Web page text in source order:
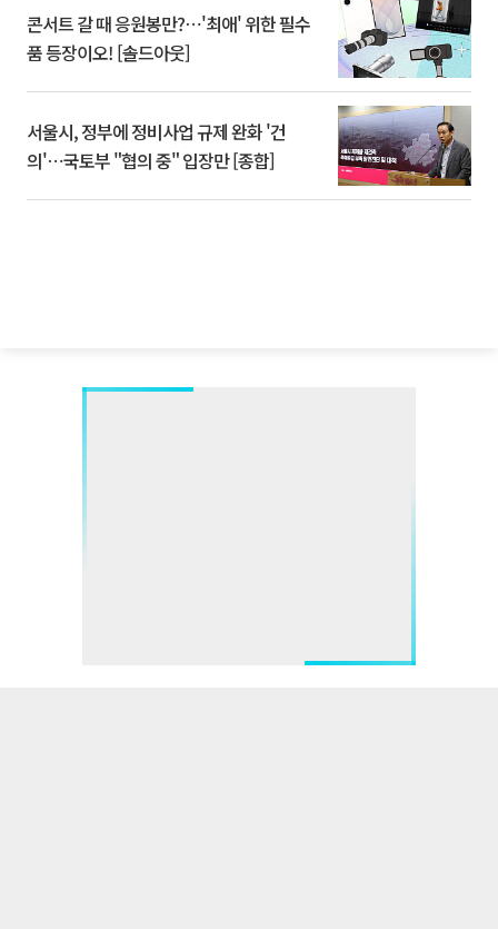
콘서트 갈 때 응원봉만?⋯'최애' 위한 필수
품 등장이오! [솔드아웃]
서울시, 정부에 정비사업 규제 완화 '건
의'⋯국토부 "협의 중" 입장만 [종합]